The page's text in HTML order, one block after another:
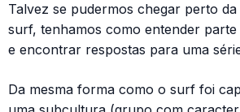
Talvez se pudermos chegar perto
surf, tenhamos como entender parte
e encontrar respostas para uma
Da mesma forma como o surf foi